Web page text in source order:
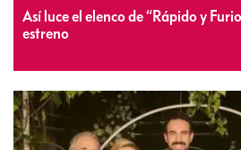
Así luce el elenco de “Rápido y
estreno